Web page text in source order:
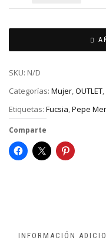
SKU: N/D
Categorías: Mujer,OUTLET,
Etiquetas: Fucsia,Pepe
Comparte
INFORMACIÓN